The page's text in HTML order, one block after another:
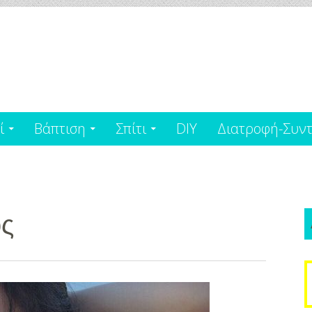
Βάπτιση Σπίτι DIY Διατροφή-